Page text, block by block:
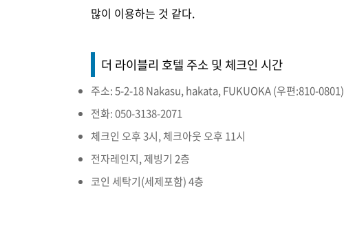
많이 이용하는 것 같다.
더 라이블리 호텔 주소 및 체크인 시간
주소: 5-2-18 Nakasu, hakata, FUKUOKA (우편:810-0801)
전화: 050-3138-2071
체크인 오후 3시, 체크아웃 오후 11시
전자레인지, 제빙기 2층
코인 세탁기(세제포함) 4층